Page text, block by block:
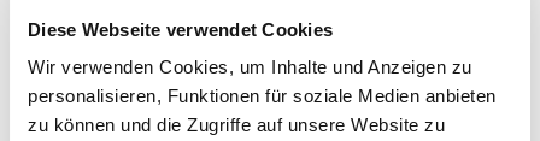
Diese Webseite verwendet Cookies
Wir verwenden Cookies, um Inhalte und Anzeigen zu
personalisieren, Funktionen für soziale Medien anbieten
zu können und die Zugriffe auf unsere Website zu